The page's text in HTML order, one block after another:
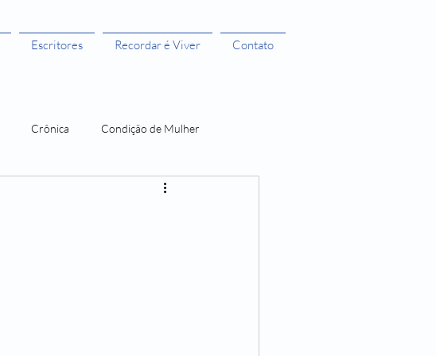
Escritores Recordar é Viver Contato
Crônica Condição de Mulher